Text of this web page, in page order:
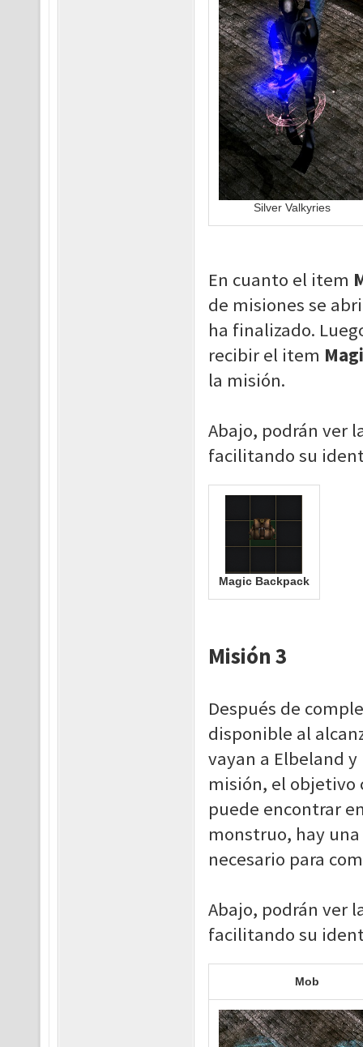
Silver Valkyries
En cuanto el item
de misiones se
ha finalizado.
recibir el item
la misión.
Abajo, podrán ver
facilitando su
Magic Backpack
Misión 3
Después de
disponible al
vayan a Elbeland y
misión, el
puede encontrar
monstruo, hay
necesario para
Abajo, podrán ver
facilitando su
Mob